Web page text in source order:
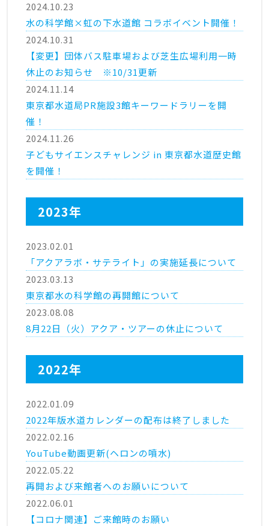
2024.10.23
水の科学館×虹の下水道館 コラボイベント開催！
2024.10.31
【変更】団体バス駐車場および芝生広場利用一時
休止のお知らせ ※10/31更新
2024.11.14
東京都水道局PR施設3館キーワードラリーを開
催！
2024.11.26
子どもサイエンスチャレンジ in 東京都水道歴史館
を開催！
2023年
2023.02.01
「アクアラボ・サテライト」の実施延長について
2023.03.13
東京都水の科学館の再開館について
2023.08.08
8月22日（火）アクア・ツアーの休止について
2022年
2022.01.09
2022年版水道カレンダーの配布は終了しました
2022.02.16
YouTube動画更新(ヘロンの噴水)
2022.05.22
再開および来館者へのお願いについて
2022.06.01
【コロナ関連】ご来館時のお願い